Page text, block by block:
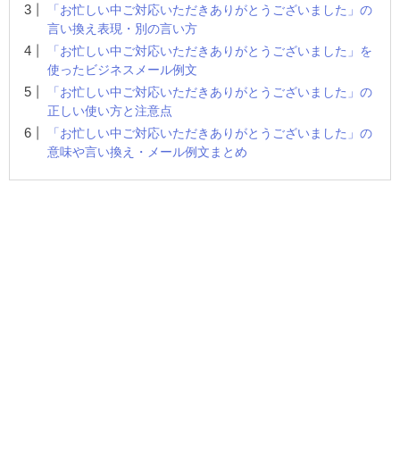
「お忙しい中ご対応いただきありがとうございました」の
言い換え表現・別の言い方
「お忙しい中ご対応いただきありがとうございました」を
使ったビジネスメール例文
「お忙しい中ご対応いただきありがとうございました」の
正しい使い方と注意点
「お忙しい中ご対応いただきありがとうございました」の
意味や言い換え・メール例文まとめ